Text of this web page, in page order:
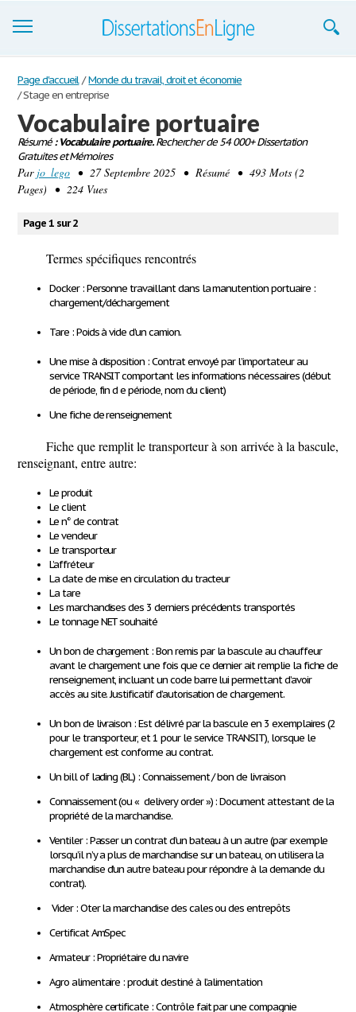
Dissertations
Se connecter
Contactez-nous
Page d'accueil / Monde du travail, droit et économie
/Stage en entreprise
Vocabulaire portuaire
Résumé: Vocabulaire portuaire.Rechercher de 54 000+ Dissertation
Gratuites et Mémoires
Par jo_lego • 27 Septembre 2025 • Résumé • 493 Mots (2
Pages) • 224 Vues
Page 1 sur 2
Termes spécifiques rencontrés
Docker :Personne travaillant dans la manutention portuaire :
chargement/déchargement
Tare :Poids à vide d’un camion.
Une mise à disposition :Contrat envoyé par l’importateur au
service TRANSIT comportant les informations nécessaires (début
de période, fin d e période, nom du client)
Une fiche de renseignement
Fiche que remplit le transporteur à son arrivée à la bascule,
renseignant, entre autre:
Le produit
Le client
Le n° de contrat
Le vendeur
Le transporteur
L’affréteur
La date de mise en circulation du tracteur
La tare
Les marchandises des 3 derniers précédents transportés
Le tonnage NET souhaité
Un bon de chargement :Bon remis par la bascule au chauffeur
avant le chargement une fois que ce dernier ait remplie la fiche de
renseignement, incluant un code barre lui permettant d’avoir
accès au site. Justificatif d’autorisation de chargement.
Un bon de livraison :Est délivré par la bascule en 3 exemplaires (2
pour le transporteur, et 1 pour le service TRANSIT), lorsque le
chargement est conforme au contrat.
Un bill of lading (BL) :Connaissement / bon de livraison
Connaissement (ou « delivery order ») :Document attestant de la
propriété de la marchandise.
Ventiler :Passer un contrat d’un bateau à un autre (par exemple
lorsqu’il n’y a plus de marchandise sur un bateau, on utilisera la
marchandise d’un autre bateau pour répondre à la demande du
contrat).
Vider: Oter la marchandise des cales ou des entrepôts
Certificat AmSpec
Armateur: Propriétaire du navire
Agro alimentaire : produit destiné à l’alimentation
Atmosphère certificate : Contrôle fait par une compagnie